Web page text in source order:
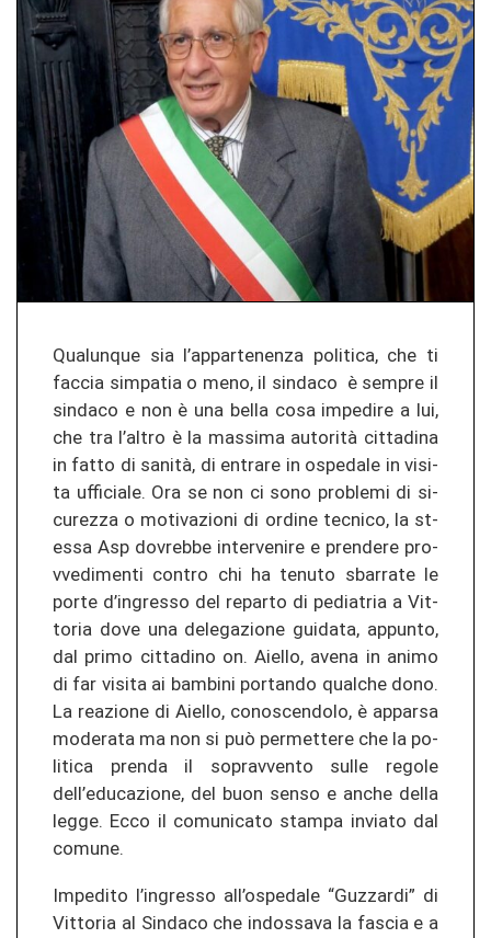
Qua­lun­que sia l’ap­par­te­nen­za po­li­ti­ca, che ti
fac­cia sim­pa­tia o meno, il sin­da­co è sem­pre il
sin­da­co e non è una bella cosa im­pe­di­re a lui,
che tra l’altro è la mas­si­ma autorità cit­ta­di­na
in fatto di sanità, di en­tra­re in ospe­da­le in vi­si­
ta uf­fi­cia­le. Ora se non ci sono prob­le­mi di si­
cu­re­z­za o mo­ti­va­zio­ni di or­di­ne tec­ni­co, la st­
es­sa Asp do­vreb­be in­ter­ve­ni­re e pren­de­re pro­
v­ved­imen­ti con­tro chi ha te­nu­to sbar­ra­te le
porte d’in­gres­so del re­par­to di pe­dia­tria a Vit­
to­ria dove una dele­ga­zio­ne gui­da­ta, ap­pun­to,
dal primo cit­ta­di­no on. Aiel­lo, avena in animo
di far vi­si­ta ai bam­b­i­ni por­tan­do qual­che dono.
La re­a­zio­ne di Aiel­lo, co­nos­cen­do­lo, è appar­sa
mo­de­ra­ta ma non si può per­met­te­re che la po­
li­ti­ca pren­da il so­pra­v­ven­to sulle re­go­le
dell’edu­ca­zio­ne, del buon senso e anche della
legge. Ecco il co­mu­ni­ca­to stam­pa in­via­to dal
co­mu­ne.
Im­pe­di­to l’in­gres­so all’ospe­da­le “Gu­z­za­r­di” di
Vit­to­ria al Sin­da­co che in­dos­sa­va la fa­s­cia e a